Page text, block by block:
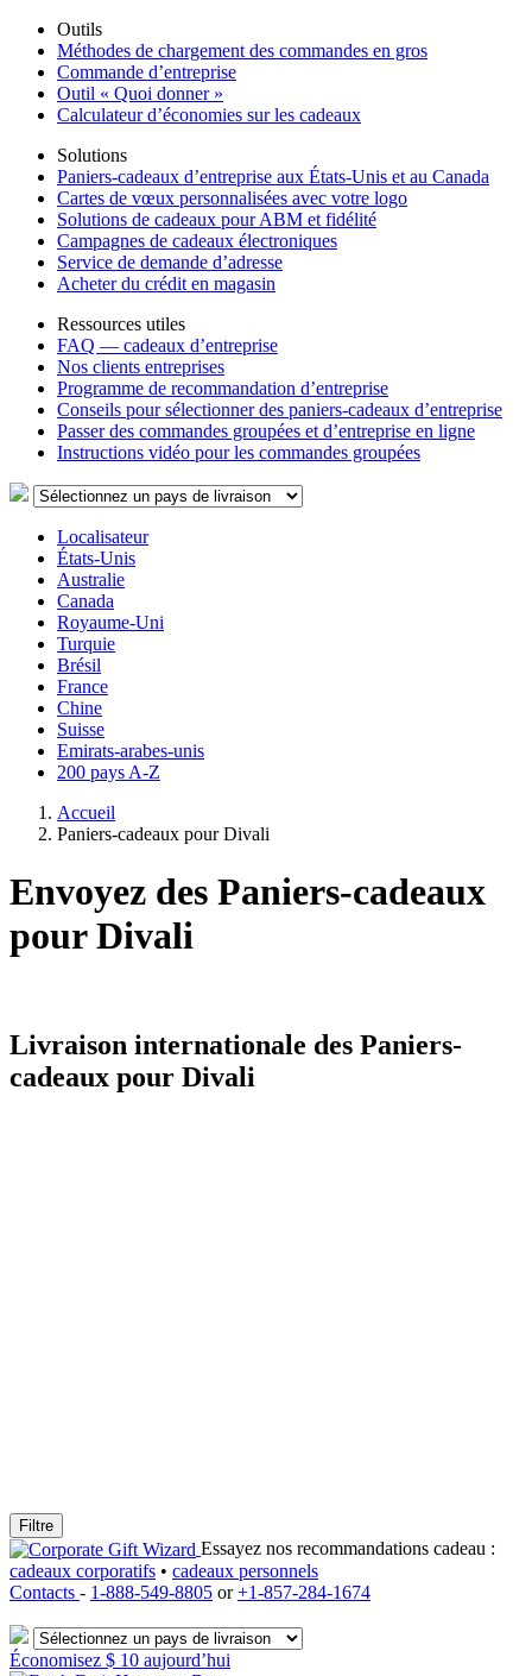
Outils
Méthodes de chargement des commandes en gros
Commande d’entreprise
Outil « Quoi donner »
Calculateur d’économies sur les cadeaux
Solutions
Paniers-cadeaux d’entreprise aux États-Unis et au Canada
Cartes de vœux personnalisées avec votre logo
Solutions de cadeaux pour ABM et fidélité
Campagnes de cadeaux électroniques
Service de demande d’adresse
Acheter du crédit en magasin
Ressources utiles
FAQ — cadeaux d’entreprise
Nos clients entreprises
Programme de recommandation d’entreprise
Conseils pour sélectionner des paniers-cadeaux d’entreprise
Passer des commandes groupées et d’entreprise en ligne
Instructions vidéo pour les commandes groupées
Localisateur
États-Unis
Australie
Canada
Royaume-Uni
Turquie
Brésil
France
Chine
Suisse
Emirats-arabes-unis
200 pays A-Z
Accueil
Paniers-cadeaux pour Divali
Envoyez des Paniers-cadeaux
pour Divali
Livraison internationale des Paniers-
cadeaux pour Divali
Filtre
Essayez nos recommandations cadeau :
cadeaux corporatifs • cadeaux personnels
Contacts - 1-888-549-8805 or+1-857-284-1674
Économisez $ 10 aujourd’hui